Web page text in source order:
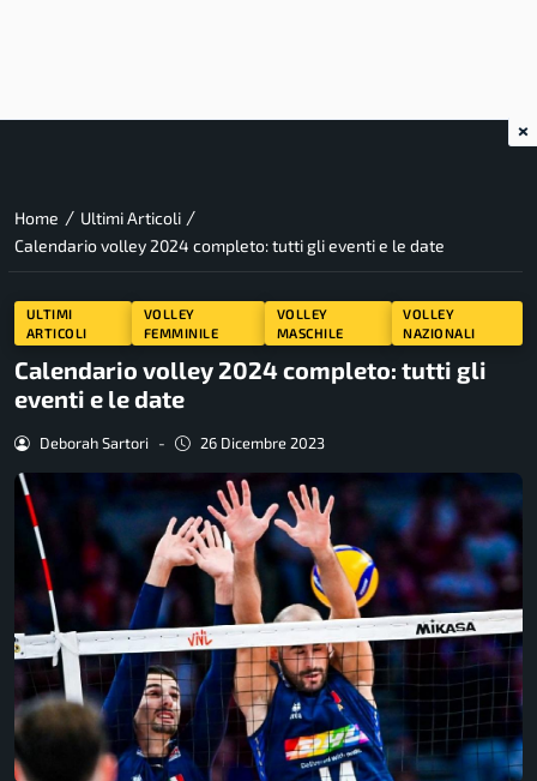
Home / Ultimi Articoli /
Calendario volley 2024 completo: tutti gli eventi e le date
ULTIMI
ARTICOLI
VOLLEY
FEMMINILE
VOLLEY
MASCHILE
VOLLEY
NAZIONALI
Calendario volley 2024 completo: tutti gli
eventi e le date
Deborah Sartori - 26 Dicembre 2023
×